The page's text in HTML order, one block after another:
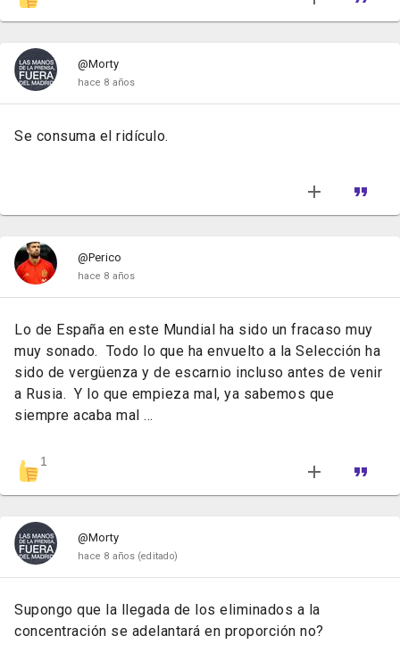
@Morty
hace 8 años
Se consuma el ridículo.
@Perico
hace 8 años
Lo de España en este Mundial ha sido un fracaso muy
muy sonado. Todo lo que ha envuelto a la Selección ha
sido de vergüenza y de escarnio incluso antes de venir
a Rusia. Y lo que empieza mal, ya sabemos que
siempre acaba mal ...
1
@Morty
hace 8 años (editado)
Supongo que la llegada de los eliminados a la
concentración se adelantará en proporción no?